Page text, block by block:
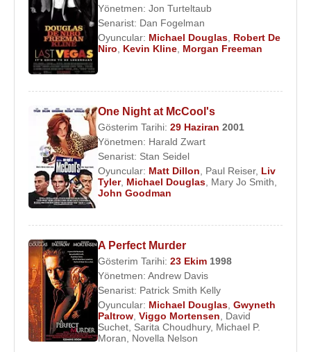
romanından uyarlanan Disclosure(Taciz) filminde
kadın patronu (Demi Moore) tarafından cinsel
tacize uğrayan bir adamı canlandırdı.1997’deSean
Pennile oynadığı psikolojik gerilim
ardından,1998
klasiğiDial M For Murder’ın yeniden çekimi olanA
Perfect Murder’da karısını (
Paltrow)öldürmek için kiralık katil tutan bir adamı
canlandırdı. 2000 yapımıA Song for David
filminde nihayet babasıKirk Douglas
fırsatı bulan Michael Douglas’ın aldığı çeşitli ödüller
şu şekildedir:
Michael Douglas,20 Mart 1977’deDiandra Luker
ile evlendi.13 Aralık 1978’deCameron
oğulları olan çift23yıl evli kaldılar.2000
Luker, Douglas’ın yokluğunu, kadınlara
düşkünlüğünü ve oğluna iyi bir baba olamadığını
öne sürerek ona boşanma davası açtı ve çift
boşandı. Boşanmasının ardından18 kasım
2000’de kendisiyle aynı gün (25 eylül) doğmuş olan
Yönetmen: Jon Turteltaub
Senarist: Dan Fogelman
Oyuncular: Michael Douglas Robert De
Niro
Kevin Kline Morgan Freeman
One Night at McCool's
Gösterim Tarihi: 29 Haziran 2001
Yönetmen: Harald Zwart
Senarist: Stan Seidel
Oyuncular: Matt Dillon, Paul Reiser, Liv
Tyler, Michael Douglas, Mary Jo Smith,
John Goodman
A Perfect Murder
Gösterim Tarihi: 23 Ekim 1998
Yönetmen: Andrew Davis
Senarist: Patrick Smith Kelly
Oyuncular: Michael Douglas Gwyneth
Paltrow Viggo Mortensen
David
Suchet Sarita Choudhury, Michael P.
Moran
Novella Nelson